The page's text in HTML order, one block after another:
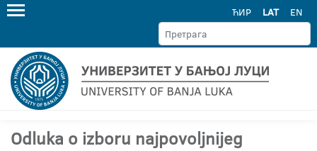
ЋИР LAT EN
Odluka o izboru najpovoljnijeg